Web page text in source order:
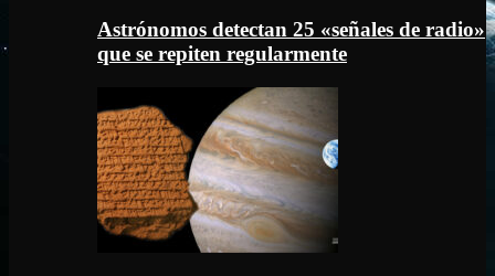
Astrónomos detectan 25 «señales de radio»
que se repiten regularmente